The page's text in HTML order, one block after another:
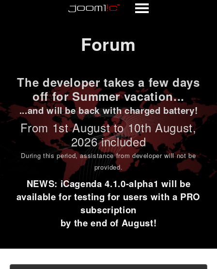
Forum
The developer takes a few days
off for Summer vacation...
...and will be back with charged battery!
From 1stAugust to 10th August,
2026 included
During this period,assistance from developer will not be
provided.
NEWS: iCagenda 4.1.0-alpha1 will be
available for testing for users with a PRO
subscription
by the end of August!